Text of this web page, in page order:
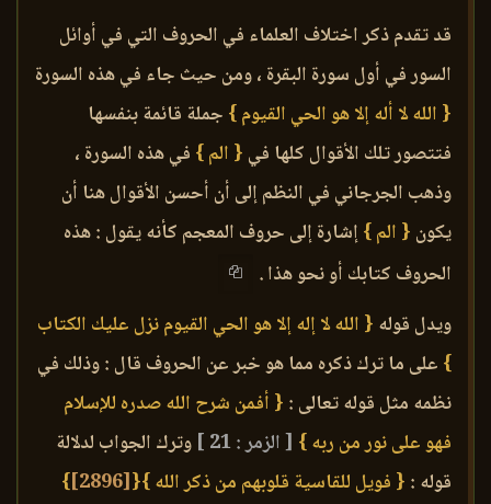
قد تقدم ذكر اختلاف العلماء في الحروف التي في أوائل
السور في أول سورة البقرة ، ومن حيث جاء في هذه السورة
{ الله لا أله إلا هو الحي القيوم } جملة قائمة بنفسها
فتتصور تلك الأقوال كلها في { الم } في هذه السورة ،
وذهب الجرجاني في النظم إلى أن أحسن الأقوال هنا أن
يكون { الم }إشارة إلى حروف المعجم كأنه يقول : هذه
الحروف كتابك أو نحو هذا .
ويدل قوله { الله لا إله إلا هو الحي القيوم نزل عليك الكتاب
} على ما ترك ذكره مما هو خبر عن الحروف قال : وذلك في
نظمه مثل قوله تعالى : { أفمن شرح الله صدره للإسلام
فهو على نور من ربه } [ الزمر : 21 ]
وترك الجواب لدلالة
قوله : { فويل للقاسية قلوبهم من ذكر الله }{
[2896]
}